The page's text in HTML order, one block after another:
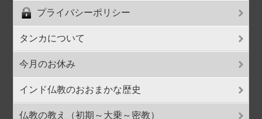
プライバシーポリシー
タンカについて
今月のお休み
インド仏教のおおまかな歴史
仏教の教え（初期～大乗～密教）